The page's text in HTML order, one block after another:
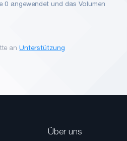
angewendet und das Volumen
2M USDT und hat Level 3
1M USDT erreicht, wird er im März
anUnterstützung
Über uns